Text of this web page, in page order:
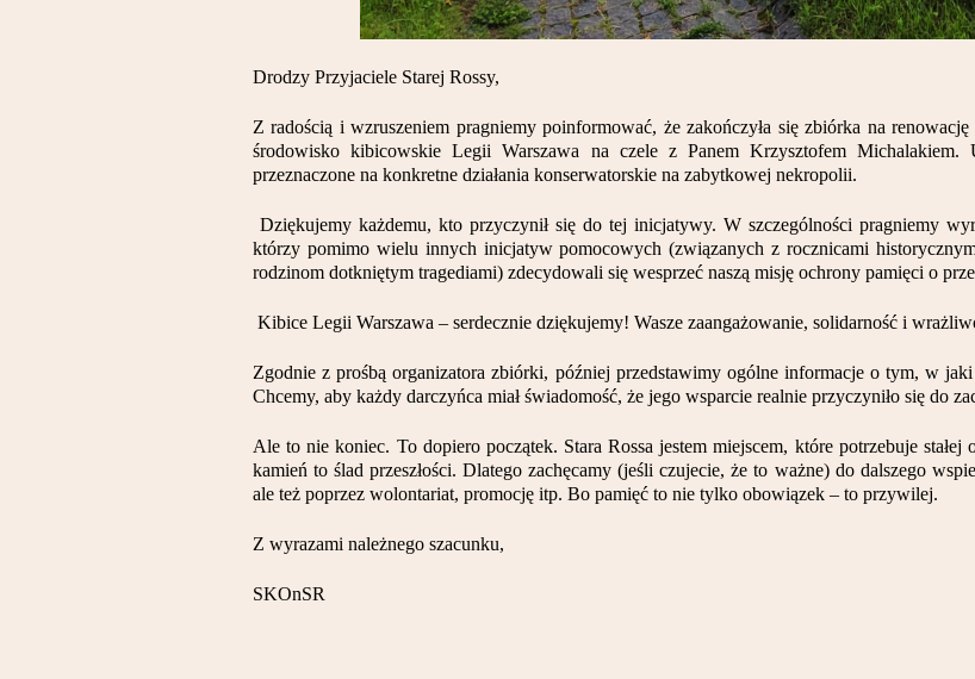
Drodzy Przyjaciele Starej Rossy,
Z radością i wzruszeniem pragniemy poinformować, że zakończyła się zbiórka na
środowisko kibicowskie Legii Warszawa na czele z Panem Krzysztofem Michalakiem.
przeznaczone na konkretne działania konserwatorskie na zabytkowej nekropolii.
Dziękujemy każdemu, kto przyczynił się do tej inicjatywy. W szczególności pragniemy
którzy pomimo wielu innych inicjatyw pomocowych (związanych z rocznicami
rodzinom dotkniętym tragediami) zdecydowali się wesprzeć naszą misję ochrony pamięci o
Kibice Legii Warszawa – serdecznie dziękujemy! Wasze zaangażowanie, solidarność i
Zgodnie z prośbą organizatora zbiórki, później przedstawimy ogólne informacje o tym, w jaki
Chcemy, aby każdy darczyńca miał świadomość, że jego wsparcie realnie przyczyniło się do
Ale to nie koniec. To dopiero początek. Stara Rossa jestem miejscem, które potrzebuje
kamień to ślad przeszłości. Dlatego zachęcamy (jeśli czujecie, że to ważne) do dalszego
ale też poprzez wolontariat, promocję itp. Bo pamięć to nie tylko obowiązek – to przywilej.
Z wyrazami należnego szacunku,
SKOnSR